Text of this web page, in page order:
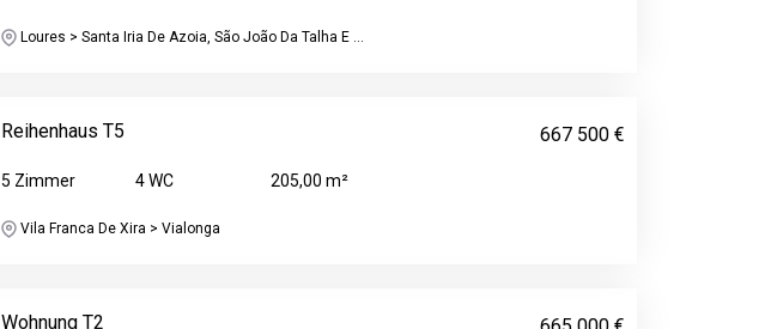
Loures > Santa Iria De Azoia, São João Da Talha E ...
Reihenhaus T5 667 500 €
5 Zimmer 4 WC 205,00 m²
Vila Franca De Xira > Vialonga
Wohnung T2